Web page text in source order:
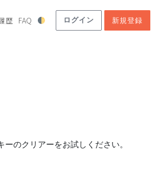
歴 FAQ ログイン 新規登録
のクリアーをお試しください。